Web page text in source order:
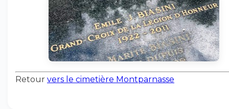
Retour vers le cimetière Montparnasse